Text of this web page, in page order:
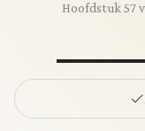
Hoofdstuk 57